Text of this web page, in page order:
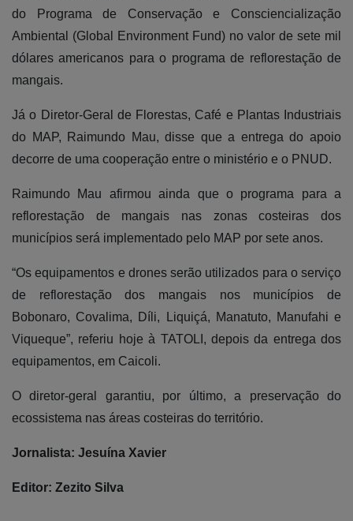
do Programa de Conservação e Consciencialização
Ambiental (Global Environment Fund) no valor de sete mil
dólares americanos para o programa de reflorestação de
mangais.
Já o Diretor-Geral de Florestas, Café e Plantas Industriais
do MAP, Raimundo Mau, disse que a entrega do apoio
decorre de uma cooperação entre o ministério e o PNUD.
Raimundo Mau afirmou ainda que o programa para a
reflorestação de mangais nas zonas costeiras dos
municípios será implementado pelo MAP por sete anos.
“Os equipamentos e drones serão utilizados para o serviço
de reflorestação dos mangais nos municípios de
Bobonaro, Covalima, Díli, Liquiçá, Manatuto, Manufahi e
Viqueque”, referiu hoje à TATOLI, depois da entrega dos
equipamentos, em Caicoli.
O diretor-geral garantiu, por último, a preservação do
ecossistema nas áreas costeiras do território.
Jornalista: Jesuína Xavier
Editor: Zezito Silva